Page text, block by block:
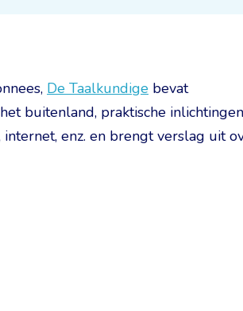
De Taalkundige bevat
buitenland, praktische
enz. en brengt verslag uit